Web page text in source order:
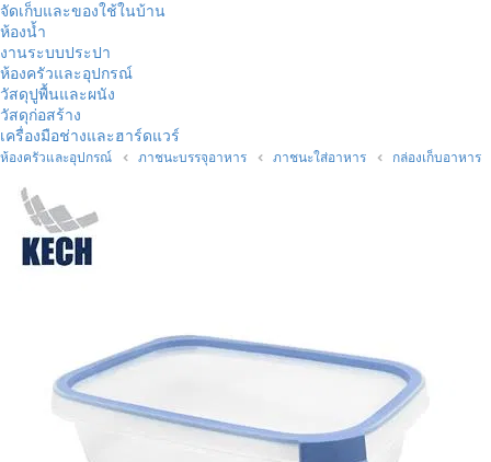
จัดเก็บและของใช้ในบ้าน
ห้องน้ำ
งานระบบประปา
ห้องครัวและอุปกรณ์
วัสดุปูพื้นและผนัง
วัสดุก่อสร้าง
เครื่องมือช่างและฮาร์ดแวร์
ห้องครัวและอุปกรณ์ ภาชนะบรรจุอาหาร ภาชนะใส่อาหาร กล่องเก็บอาหาร